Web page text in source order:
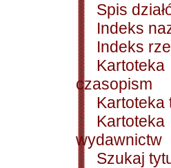
Spis
Indeks
Indeks
Kartoteka
czasopism
Kartoteka
Kartoteka
wydawnictw
Szukaj